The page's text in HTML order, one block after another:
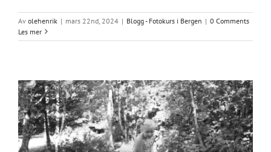
Av olehenrik | mars 22nd, 2024 | Blogg - Fotokurs i Bergen | 0 Comments
Les mer